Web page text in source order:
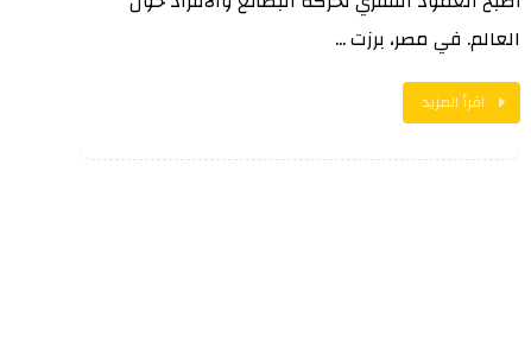
العالم. في مصر، برزت ...
اقرأ المزيد